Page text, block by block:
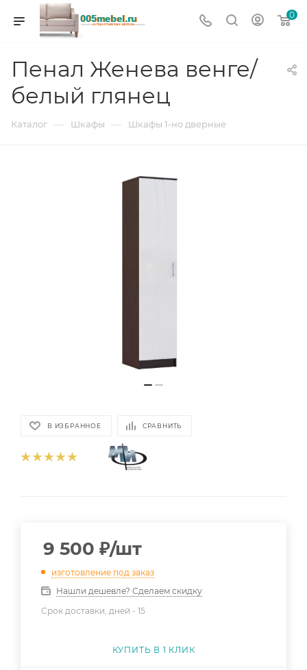
0
Пенал Женева венге/
белый глянец
Каталог — Шкафы — Шкафы 1-но дверные
В ИЗБРАННОЕ СРАВНИТЬ
9 500 ₽/шт
изготовление под заказ
Нашли дешевле? Сделаем скидку
Срок доставки, дней - 15
КУПИТЬ В 1 КЛИК